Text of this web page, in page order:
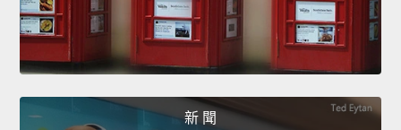
新 聞